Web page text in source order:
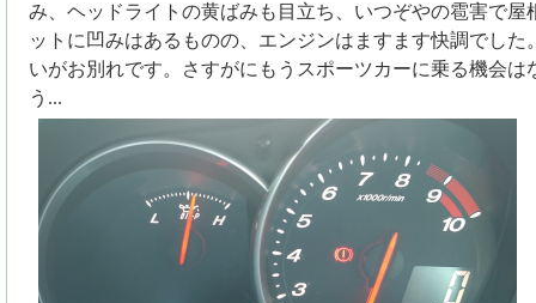
み、ヘッドライトの黄ばみも目立ち、いつぞやの雹害で屋
ットに凹みはあるものの、エンジンはますます快調でした
いがお別れです。さすがにもうスポーツカーに乗る機会は
う...